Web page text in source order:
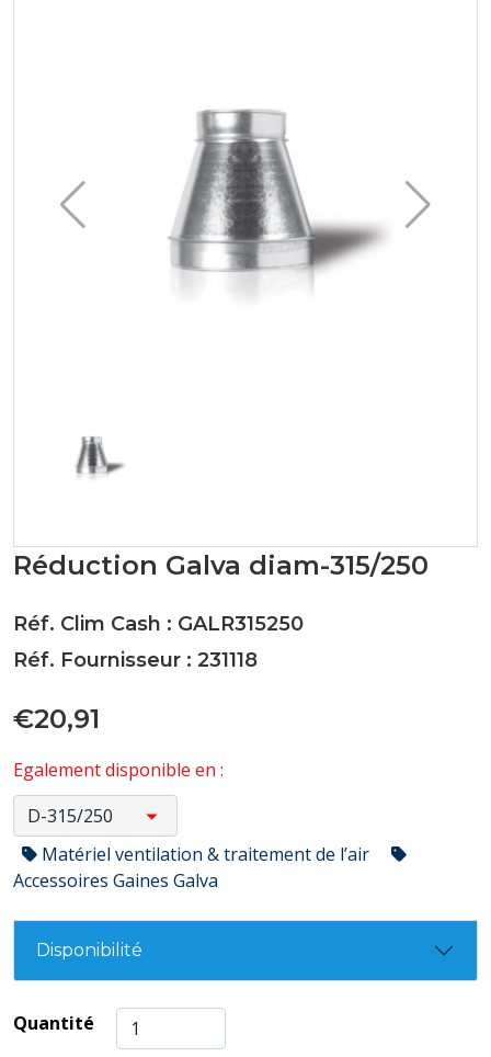
Réduction Galva diam-315/250
Réf. Clim Cash : GALR315250
Réf. Fournisseur : 231118
€20,91
Egalement disponible en :
Matériel ventilation & traitement de l’air
Accessoires Gaines Galva
Disponibilité
Quantité